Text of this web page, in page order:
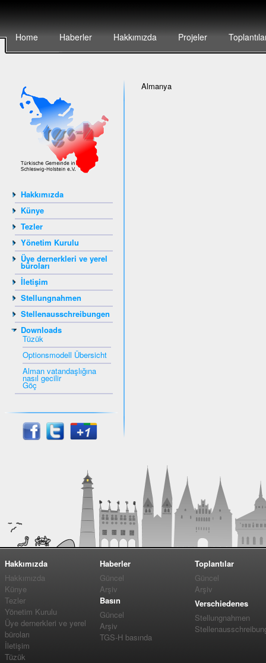
Home Haberler Hakkımızda Projeler
Hakkımızda
Künye
Tezler
Yönetim Kurulu
Üye dernerkleri ve yerel
büroları
İletişim
Stellungnahmen
Stellenausschreibungen
Downloads
Tüzük
Optionsmodell Übersicht
Alman vatandaşlığına
nasıl gecilir
Göç
Almanya
Hakkımızda
Hakkımızda
Künye
Tezler
Yönetim Kurulu
Üye dernerkleri ve yerel
büroları
İletişim
Tüzük
Haberler
Güncel
Arşiv
Basın
Güncel
Arşiv
TGS-H basında
Toplantılar
Güncel
Arşiv
Verschiedenes
Stellungnahmen